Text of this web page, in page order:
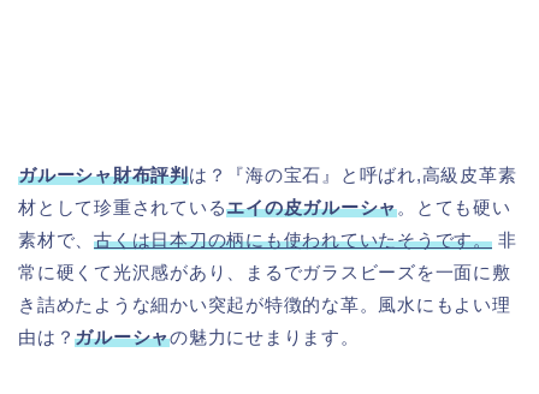
ガルーシャ財布評判は？『海の宝石』と呼ばれ,高級皮革素
材として珍重されているエイの皮ガルーシャ。とても硬い
素材で、古くは日本刀の柄にも使われていたそうです。 非
常に硬くて光沢感があり、まるでガラスビーズを一面に敷
き詰めたような細かい突起が特徴的な革。風水にもよい理
由は？ガルーシャの魅力にせまります。